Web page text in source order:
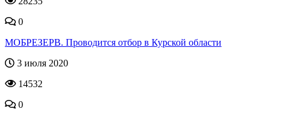
0
МОБРЕЗЕРВ. Проводится отбор в Курской области
3 июля 2020
14532
0